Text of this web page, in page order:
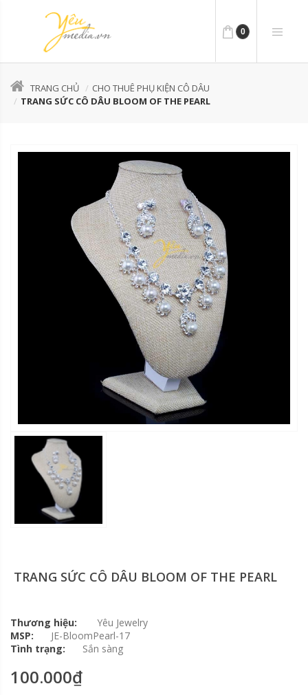
0
TRANG CHỦ
CHO THUÊ PHỤ KIỆN CÔ DÂU
TRANG SỨC CÔ DÂU BLOOM OF THE PEARL
TRANG SỨC CÔ DÂU BLOOM OF THE PEARL
Thương hiệu:
Yêu Jewelry
MSP:
JE-BloomPearl-17
Tình trạng:
Sắn sàng
100.000₫